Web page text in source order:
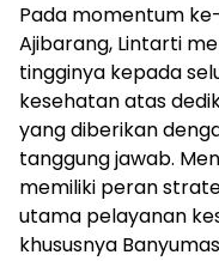
Pada momentum
Ajibarang, Lintarti
tingginya kepada
kesehatan atas
yang diberikan
tanggung jawab.
memiliki peran
utama pelayanan
khususnya